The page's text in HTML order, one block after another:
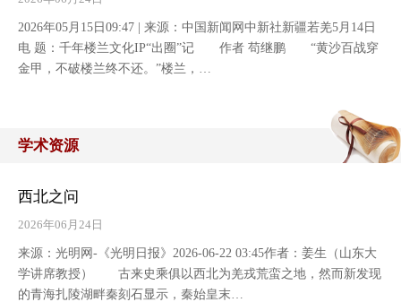
2026年05月15日09:47 | 来源：中国新闻网中新社新疆若羌5月14日
电 题：千年楼兰文化IP“出圈”记 作者 苟继鹏 “黄沙百战穿
金甲，不破楼兰终不还。”楼兰，…
学术资源
西北之问
2026年06月24日
来源：光明网-《光明日报》2026-06-22 03:45作者：姜生（山东大
学讲席教授） 古来史乘俱以西北为羌戎荒蛮之地，然而新发现
的青海扎陵湖畔秦刻石显示，秦始皇末…